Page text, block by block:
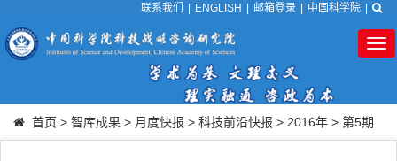
联系我们 ENGLISH 邮箱登录 中国科学院
首页 > 智库成果 > 月度快报 > 科技前沿快报 > 2016年 > 第5期